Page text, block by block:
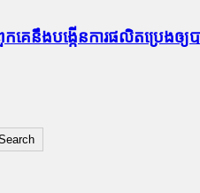
េនឹងបង្កើនការផលិតប្រេងឲ្យ